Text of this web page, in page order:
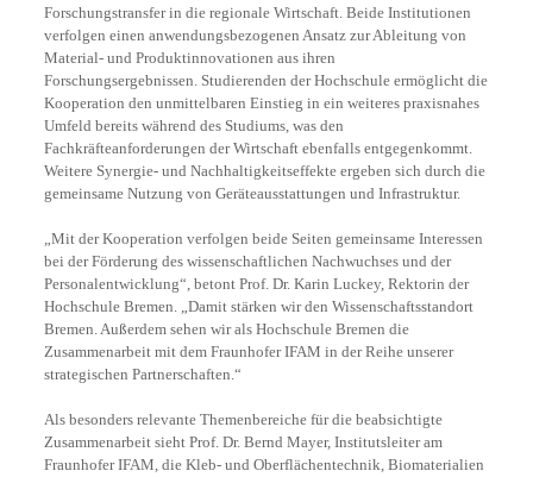
Forschungstransfer in die regionale Wirtschaft. Beide Institutionen
verfolgen einen anwendungsbezogenen Ansatz zur Ableitung von
Material- und Produktinnovationen aus ihren
Forschungsergebnissen. Studierenden der Hochschule ermöglicht die
Kooperation den unmittelbaren Einstieg in ein weiteres praxisnahes
Umfeld bereits während des Studiums, was den
Fachkräfteanforderungen der Wirtschaft ebenfalls entgegenkommt.
Weitere Synergie- und Nachhaltigkeitseffekte ergeben sich durch die
gemeinsame Nutzung von Geräteausstattungen und Infrastruktur.
„Mit der Kooperation verfolgen beide Seiten gemeinsame Interessen
bei der Förderung des wissenschaftlichen Nachwuchses und der
Personalentwicklung“, betont Prof. Dr. Karin Luckey, Rektorin der
Hochschule Bremen. „Damit stärken wir den Wissenschaftsstandort
Bremen. Außerdem sehen wir als Hochschule Bremen die
Zusammenarbeit mit dem Fraunhofer IFAM in der Reihe unserer
strategischen Partnerschaften.“
Als besonders relevante Themenbereiche für die beabsichtigte
Zusammenarbeit sieht Prof. Dr. Bernd Mayer, Institutsleiter am
Fraunhofer IFAM, die Kleb- und Oberflächentechnik, Biomaterialien